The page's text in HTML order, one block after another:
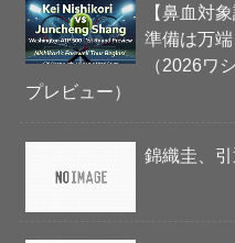
【鼻血対
準備は万
（2026
プレビュー）
錦織圭、